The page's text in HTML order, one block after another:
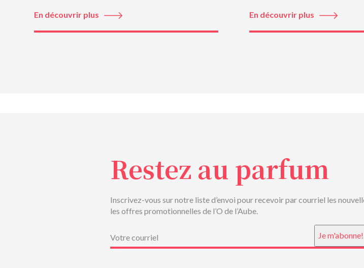
En découvrir plus En découvrir plus
Restez au parfum
Inscrivez-vous sur notre liste d’envoi pour recevoir par courriel les
les offres promotionnelles de l’O de l’Aube.
Je m'abonne!